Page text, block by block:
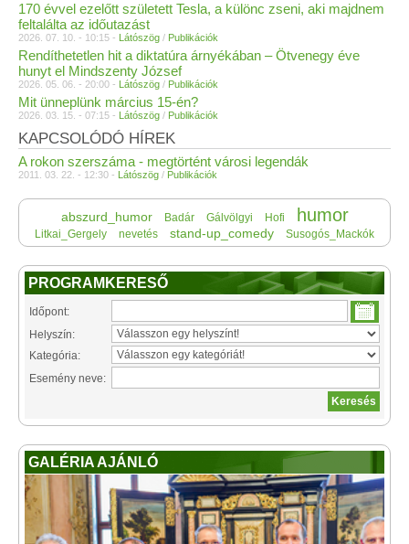
170 évvel ezelőtt született Tesla, a különc zseni, aki majdnem
feltalálta az időutazást
2026. 07. 10. - 10:15 - Látószög / Publikációk
Rendíthetetlen hit a diktatúra árnyékában – Ötvenegy éve
hunyt el Mindszenty József
2026. 05. 06. - 20:00 - Látószög / Publikációk
Mit ünneplünk március 15-én?
2026. 03. 15. - 07:15 - Látószög / Publikációk
KAPCSOLÓDÓ HÍREK
A rokon szerszáma - megtörtént városi legendák
2011. 03. 22. - 12:30 - Látószög / Publikációk
abszurd_humor Badár Gálvölgyi Hofi humor
Litkai_Gergely nevetés stand-up_comedy Susogós_Mackók
PROGRAMKERESŐ
Időpont:
Helyszín:
Kategória:
Esemény neve:
GALÉRIA AJÁNLÓ